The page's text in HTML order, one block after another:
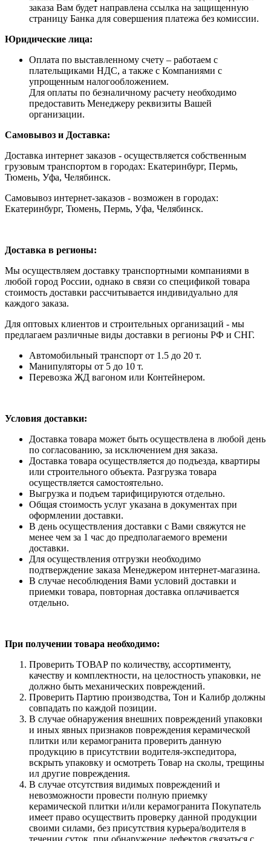
заказа Вам будет направлена ссылка на защищенную
страницу Банка для совершения платежа без комиссии.
Юридические лица:
Оплата по выставленному счету – работаем с
плательщиками НДС, а также с Компаниями с
упрощенным налогообложением.
Для оплаты по безналичному расчету необходимо
предоставить Менеджеру реквизиты Вашей
организации.
Самовывоз и Доставка:
Доставка интернет заказов - осуществляется собственным
грузовым транспортом в городах: Екатеринбург, Пермь,
Тюмень, Уфа, Челябинск.
Самовывоз интернет-заказов - возможен в городах:
Екатеринбург, Тюмень, Пермь, Уфа, Челябинск.
Доставка в регионы:
Мы осуществляем доставку транспортными компаниями в
любой город России, однако в связи со спецификой товара
стоимость доставки рассчитывается индивидуально для
каждого заказа.
Для оптовых клиентов и строительных организаций - мы
предлагаем различные виды доставки в регионы РФ и СНГ.
Автомобильный транспорт от 1.5 до 20 т.
Манипуляторы от 5 до 10 т.
Перевозка ЖД вагоном или Контейнером.
Условия доставки:
Доставка товара может быть осуществлена в любой день
по согласованию, за исключением дня заказа.
Доставка товара осуществляется до подъезда, квартиры
или строительного объекта. Разгрузка товара
осуществляется самостоятельно.
Выгрузка и подъем тарифицируются отдельно.
Общая стоимость услуг указана в документах при
оформлении доставки.
В день осуществления доставки с Вами свяжутся не
менее чем за 1 час до предполагаемого времени
доставки.
Для осуществления отгрузки необходимо
подтверждение заказа Менеджером интернет-магазина.
В случае несоблюдения Вами условий доставки и
приемки товара, повторная доставка оплачивается
отдельно.
При получении товара необходимо:
Проверить ТОВАР по количеству, ассортименту,
качеству и комплектности, на целостность упаковки, не
должно быть механических повреждений.
Проверить Партию производства, Тон и Калибр должны
совпадать по каждой позиции.
В случае обнаружения внешних повреждений упаковки
и иных явных признаков повреждения керамической
плитки или керамогранита проверить данную
продукцию в присутствии водителя-экспедитора,
вскрыть упаковку и осмотреть Товар на сколы, трещины
ил другие повреждения.
В случае отсутствия видимых повреждений и
невозможности провести полную приемку
керамической плитки и/или керамогранита Покупатель
имеет право осуществить проверку данной продукции
своими силами, без присутствия курьера/водителя в
течении суток, при обнаружение дефектов связаться с